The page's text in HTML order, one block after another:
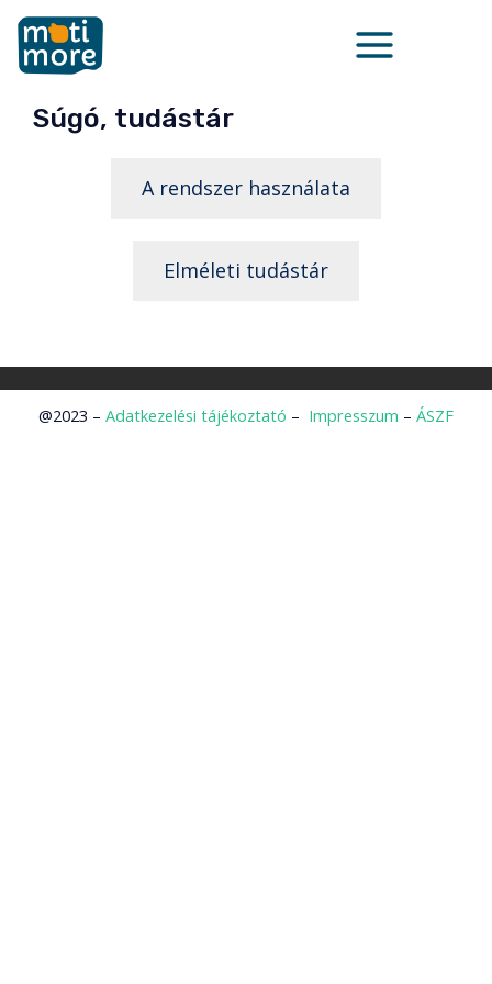
Skip
content
Menu
Súgó, tudástár
A rendszer használata
Elméleti tudástár
@2023 – Adatkezelési tájékoztató – Impresszum – ÁSZF